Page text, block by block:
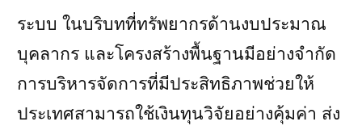
ระบบ ในบริบทที่ทรัพยากรด้านงบประมาณ
บุคลากร และโครงสร้างพื้นฐานมีอย่างจำกัด
การบริหารจัดการที่มีประสิทธิภาพช่วยให้
ประเทศสามารถใช้เงินทุนวิจัยอย่างคุ้มค่า ส่ง